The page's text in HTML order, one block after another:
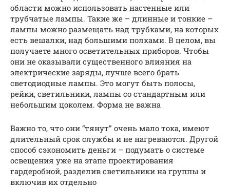
области можно использовать настенные или
трубчатые лампы. Такие же – длинные и тонкие –
лампы можно размещать над трубками, на которых
есть вешалки, над большими полками. В целом, вы
получаете много осветительных приборов. Чтобы
они не оказывали существенного влияния на
электрические заряды, лучше всего брать
светодиодные лампы. Это могут быть полосы,
рейки, светильники, лампы со стандартным или
небольшим цоколем. Форма не важна
Важно то, что они “тянут” очень мало тока, имеют
длительный срок службы и не нагреваются. Другой
способ сэкономить деньги – подумать о системе
освещения уже на этапе проектирования
гардеробной, разделив светильники на группы и
включив их отдельно